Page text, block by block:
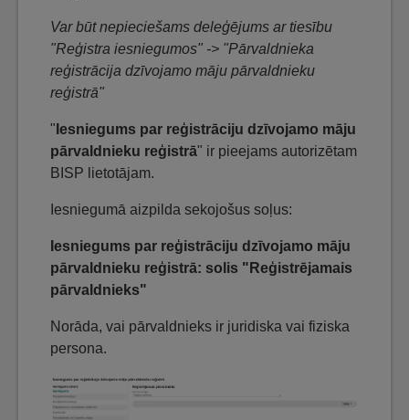
Var būt nepieciešams deleģējums ar tiesību
"Reģistra iesniegumos" -> "Pārvaldnieka
reģistrācija dzīvojamo māju pārvaldnieku
reģistrā"
" Iesniegums par reģistrāciju dzīvojamo māju
pārvaldnieku reģistrā" ir pieejams autorizētam
BISP lietotājam.
Iesniegumā aizpilda sekojošus soļus:
Iesniegums par reģistrāciju dzīvojamo māju
pārvaldnieku reģistrā: solis "Reģistrējamais
pārvaldnieks"
Norāda, vai pārvaldnieks ir juridiska vai fiziska
persona.